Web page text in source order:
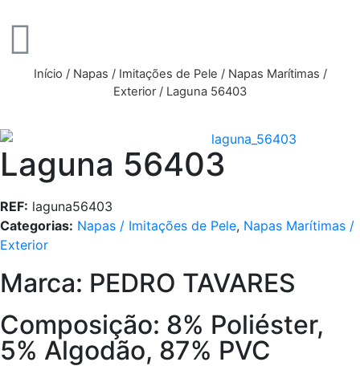
Início / Napas / Imitações de Pele / Napas Marítimas /
Exterior/ Laguna 56403
Laguna 56403
REF: laguna56403
Categorias: Napas / Imitações de Pele, Napas Marítimas /
Exterior
Marca: PEDRO TAVARES
Composição: 8% Poliéster,
5% Algodão, 87% PVC